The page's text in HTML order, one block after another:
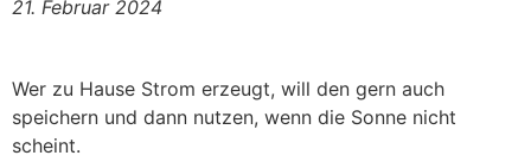
21. Februar 2024
Wer zu Hause Strom erzeugt, will den gern auch
speichern und dann nutzen, wenn die Sonne nicht
scheint.